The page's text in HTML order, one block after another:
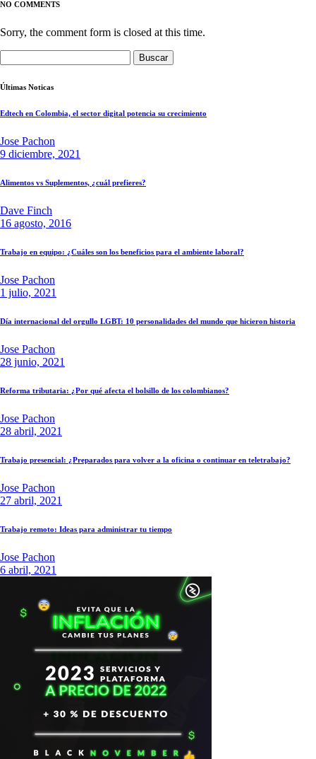
NO COMMENTS
Sorry, the comment form is closed at this time.
Últimas Noticas
Edtech en Colombia, el sector digital potencia su crecimiento
Jose Pachon
9 diciembre, 2021
Alimentos vs Suplementos, ¿cuál prefieres?
Dave Finch
16 agosto, 2016
Trabajo en equipo: ¿Cuáles son los beneficios para el ambiente laboral?
Jose Pachon
1 julio, 2021
Día internacional del orgullo LGBT: 10 personalidades del mundo que hicieron historia
Jose Pachon
28 junio, 2021
Reforma tributaria: ¿Por qué afecta el bolsillo de los colombianos?
Jose Pachon
28 abril, 2021
Trabajo presencial: ¿Preparados para volver a la oficina o continuar en teletrabajo?
Jose Pachon
27 abril, 2021
Trabajo remoto: Ideas para administrar tu tiempo
Jose Pachon
6 abril, 2021